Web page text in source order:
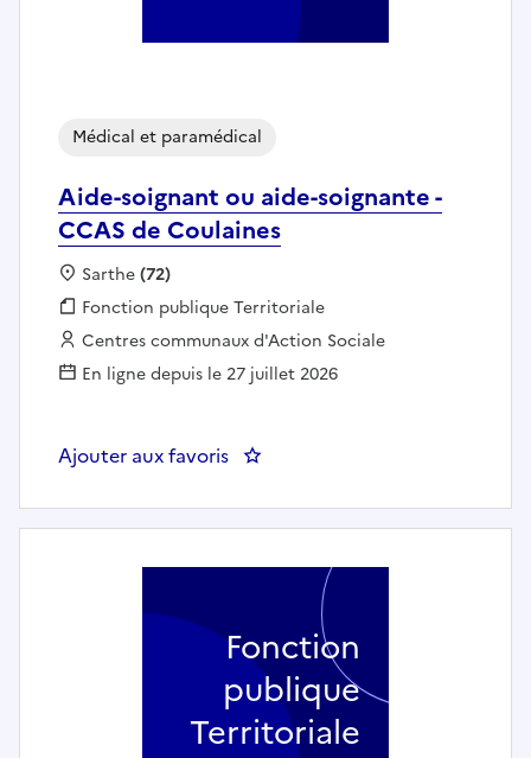
Aide-soignant ou aide-soignante -
CCAS de Coulaines
Médical et paramédical
Localisation :
Sarthe(72)
Fonction publique :
Fonction publique Territoriale
Employeur :
Centres communaux d'Action Sociale
En ligne depuis le 27 juillet 2026
Ajouter aux favoris : Aide-soignant ou aide-
Fonction
publique
Territoriale